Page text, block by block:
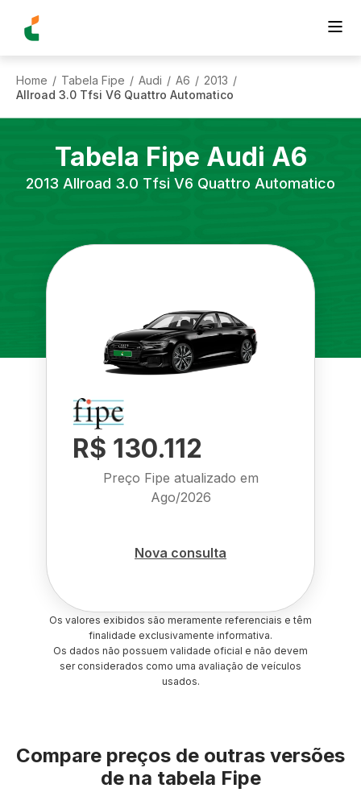
Home / Tabela Fipe / Audi / A6 / 2013 /
Allroad 3.0 Tfsi V6 Quattro Automatico
Tabela Fipe Audi A6
2013 Allroad 3.0 Tfsi V6 Quattro Automatico
R$ 130.112
Preço Fipe atualizado em
Ago/2026
Nova consulta
Os valores exibidos são meramente referenciais e têm
finalidade exclusivamente informativa.
Os dados não possuem validade oficial e não devem
ser considerados como uma avaliação de veículos
usados.
Compare preços de outras versões
de na tabela Fipe